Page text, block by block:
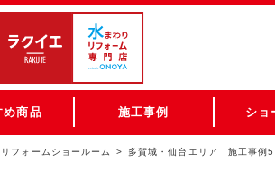
め商品 施工事例 ショ
フォームショールーム 多賀城・仙台エリア 施工事例